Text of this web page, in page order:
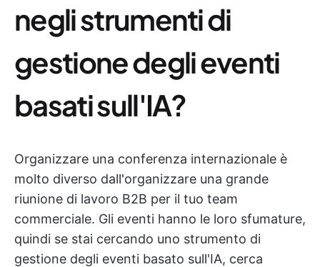
negli strumenti di
gestione degli eventi
basati sull'IA?
Organizzare una conferenza internazionale è
molto diverso dall'organizzare una grande
riunione di lavoro B2B per il tuo team
commerciale. Gli eventi hanno le loro sfumature,
quindi se stai cercando uno strumento di
gestione degli eventi basato sull'IA, cerca